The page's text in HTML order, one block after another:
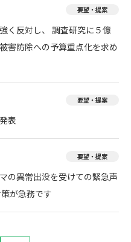
要望・提案
く反対し、 調査研究に５億
害防除への予算重点化を求め
要望・提案
表
要望・提案
異常出没を受けての緊急声
が急務です